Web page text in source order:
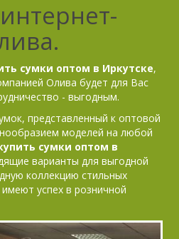
сумки оптом в Иркутске,
Олива будет для Вас
- выгодным.
представленный к оптовой
моделей на любой
сумки оптом в
варианты для выгодной
коллекцию стильных
успех в розничной